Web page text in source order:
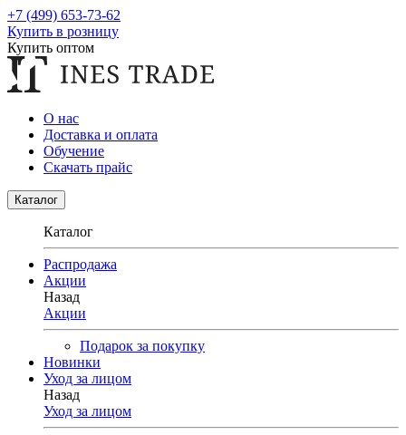
+7 (499) 653-73-62
Купить в розницу
Купить оптом
О нас
Доставка и оплата
Обучение
Скачать прайс
Каталог
Каталог
Распродажа
Акции
Назад
Акции
Подарок за покупку
Новинки
Уход за лицом
Назад
Уход за лицом